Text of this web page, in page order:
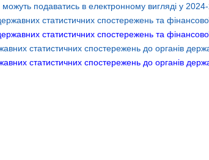
можуть подаватись в електронному вигляді у
статистичних спостережень та фінансової
статистичних спостережень та фінансової
статистичних спостережень до органів
статистичних спостережень до органів